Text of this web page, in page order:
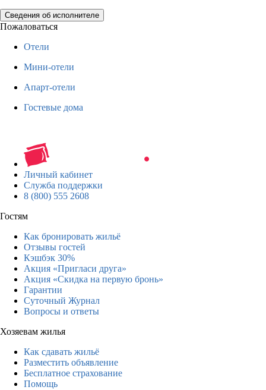
Сведения об исполнителе
Пожаловаться
Отели
Мини-отели
Апарт-отели
Гостевые дома
Личный кабинет
Служба поддержки
8 (800) 555 2608
Гостям
Как бронировать жильё
Отзывы гостей
Кэшбэк 30%
Акция «Пригласи друга»
Акция «Скидка на первую бронь»
Гарантии
Суточный Журнал
Вопросы и ответы
Хозяевам жилья
Как сдавать жильё
Разместить объявление
Бесплатное страхование
Помощь